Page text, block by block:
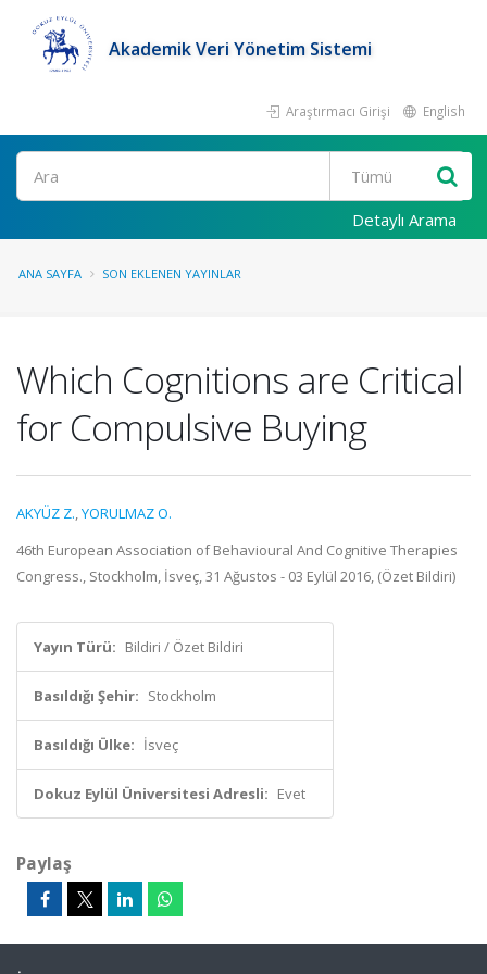
Akademik Veri Yönetim Sistemi
Araştırmacı Girişi English
Ara
Detaylı Arama
ANA SAYFA SON EKLENEN YAYINLAR
Which Cognitions are Critical
for Compulsive Buying
AKYÜZ Z.,YORULMAZ O.
46th European Association of Behavioural And Cognitive Therapies
Congress., Stockholm, İsveç, 31 Ağustos - 03 Eylül 2016, (Özet Bildiri)
Yayın Türü: Bildiri / Özet Bildiri
Basıldığı Şehir: Stockholm
Basıldığı Ülke: İsveç
Dokuz Eylül Üniversitesi Adresli: Evet
Paylaş